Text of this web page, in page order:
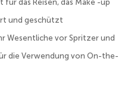
das Reisen, das Make -up
und geschützt
Wesentliche vor Spritzer und
die Verwendung von On-the-